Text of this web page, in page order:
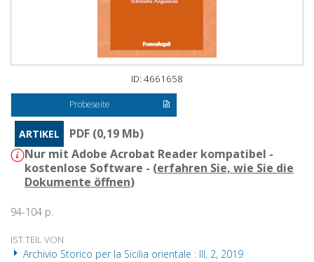
ID: 4661658
Probeseite
ARTIKEL
PDF (0,19 Mb)
Nur mit Adobe Acrobat Reader kompatibel -
kostenlose Software - (erfahren Sie, wie Sie die
Dokumente öffnen)
94-104 p.
IST TEIL VON
Archivio Storico per la Sicilia orientale : III, 2, 2019